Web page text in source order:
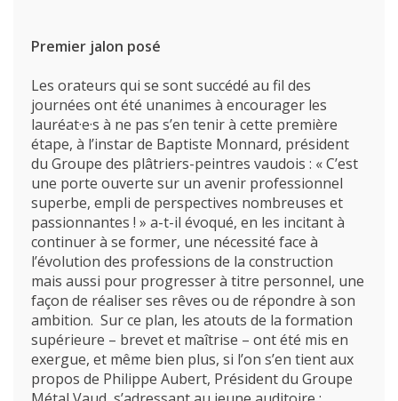
L’école
Premier jalon posé
Les orateurs qui se sont succédé au fil des
journées ont été unanimes à encourager les
lauréat·e·s à ne pas s’en tenir à cette première
étape, à l’instar de Baptiste Monnard, président
du Groupe des plâtriers-peintres vaudois : « C’est
une porte ouverte sur un avenir professionnel
superbe, empli de perspectives nombreuses et
passionnantes ! » a-t-il évoqué, en les incitant à
continuer à se former, une nécessité face à
l’évolution des professions de la construction
mais aussi pour progresser à titre personnel, une
façon de réaliser ses rêves ou de répondre à son
ambition. Sur ce plan, les atouts de la formation
supérieure – brevet et maîtrise – ont été mis en
exergue, et même bien plus, si l’on s’en tient aux
propos de Philippe Aubert, Président du Groupe